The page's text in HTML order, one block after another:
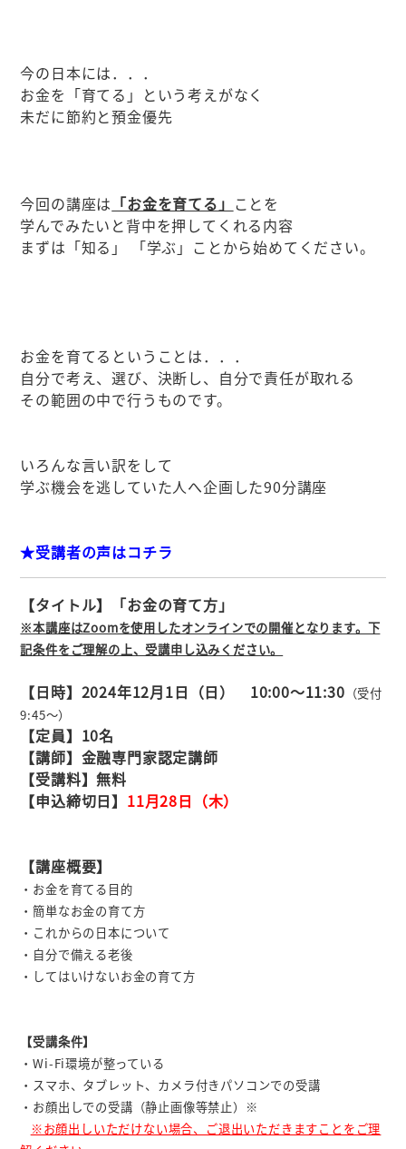
今の日本には．．．
お金を「育てる」という考えがなく
未だに節約と預金優先
今回の講座は 「お金を育てる」 ことを
学んでみたいと背中を押してくれる内容
まずは「知る」 「学ぶ」ことから始めてください。
お金を育てるということは．．．
自分で考え、選び、決断し、自分で責任が取れる
その範囲の中で行うものです。
いろんな言い訳をして
学ぶ機会を逃していた人へ企画した90分講座
★受講者の声はコチラ
【タイトル】「お金の育て方」
※本講座はZoomを使用したオンラインでの開催となります。下
記条件をご理解の上、受講申し込みください。
【日時】2024年12月1日（日） 10:00～11:30 （受付
9:45～）
【定員】10名
【講師】金融専門家認定講師
【受講料】無料
【申込締切日】 11月28日（木）
【講座概要】
・お金を育てる目的
・簡単なお金の育て方
・これからの日本について
・自分で備える老後
・してはいけないお金の育て方
【受講条件】
・Wi-Fi環境が整っている
・スマホ、タブレット、カメラ付きパソコンでの受講
・お顔出しでの受講（静止画像等禁止）※
※お顔出しいただけない場合、ご退出いただきますことをご理